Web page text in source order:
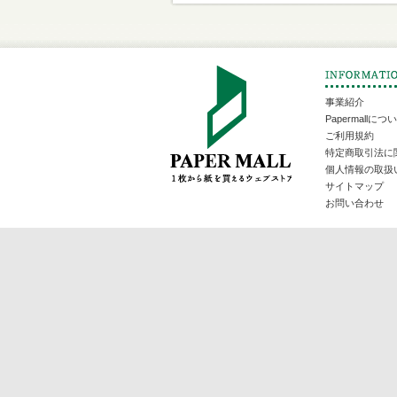
事業紹介
Papermallにつ
ご利用規約
特定商取引法に
個人情報の取扱
サイトマップ
お問い合わせ